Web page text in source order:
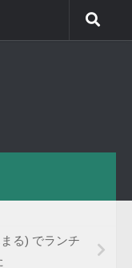
る) でランチ